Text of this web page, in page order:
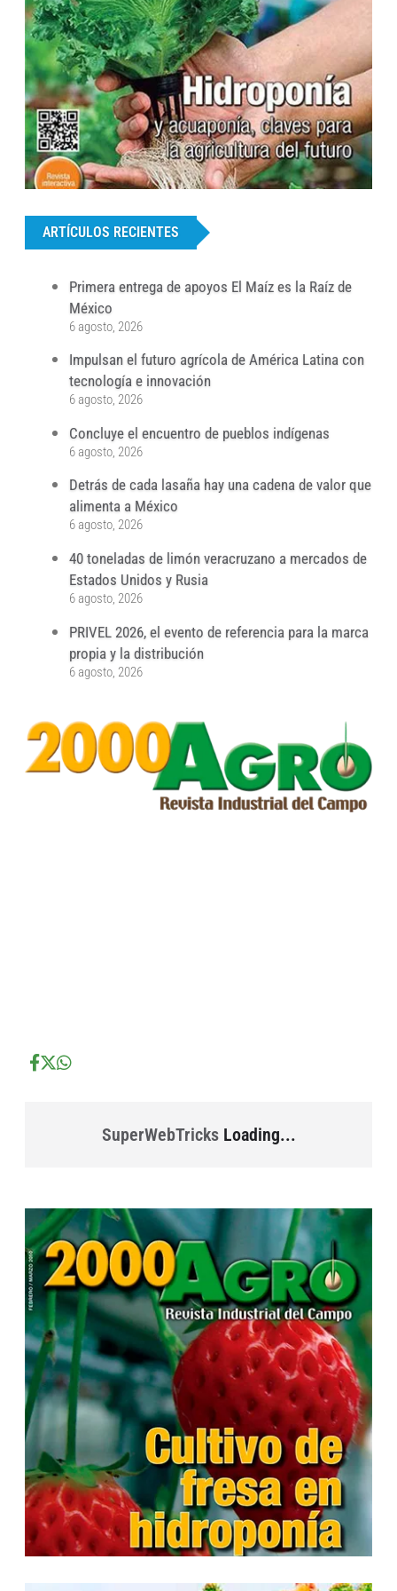
ARTÍCULOS RECIENTES
Primera entrega de apoyos El Maíz es la Raíz de
México
6 agosto, 2026
Impulsan el futuro agrícola de América Latina con
tecnología e innovación
6 agosto, 2026
Concluye el encuentro de pueblos indígenas
6 agosto, 2026
Detrás de cada lasaña hay una cadena de valor que
alimenta a México
6 agosto, 2026
40 toneladas de limón veracruzano a mercados de
Estados Unidos y Rusia
6 agosto, 2026
PRIVEL 2026, el evento de referencia para la marca
propia y la distribución
6 agosto, 2026
SuperWebTricksLoading...